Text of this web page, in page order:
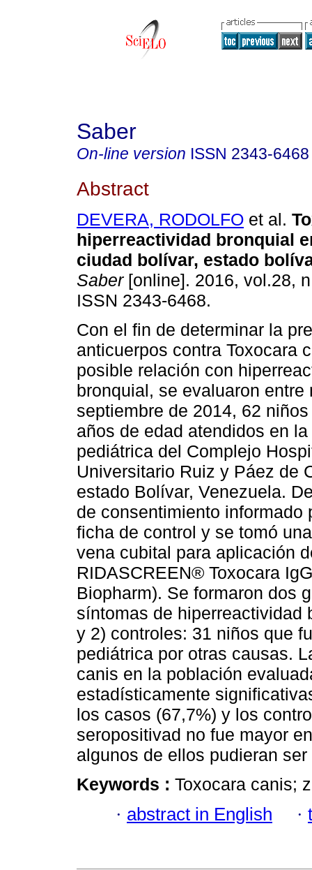
Saber
On-line version ISSN 2343-6468
Abstract
DEVERA, RODOLFO et al.
hiperreactividad bronquial
ciudad bolívar, estado
Saber[online]. 2016, vol.28,
ISSN 2343-6468.
Con el fin de determinar la
anticuerpos contra Toxocara
posible relación con
bronquial, se evaluaron entre
septiembre de 2014, 62
años de edad atendidos en
pediátrica del Complejo
Universitario Ruiz y Páez de
estado Bolívar, Venezuela.
de consentimiento informado
ficha de control y se tomó
vena cubital para aplicación
RIDASCREEN® Toxocara
Biopharm). Se formaron dos
síntomas de hiperreactividad
y 2) controles: 31 niños que
pediátrica por otras causas.
canis en la población
estadísticamente
los casos (67,7%) y los
seropositivad no fue mayor
algunos de ellos pudieran
Keywords : Toxocara canis;
· abstract in English ·